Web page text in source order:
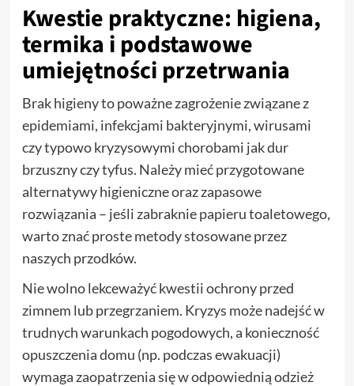
Kwestie praktyczne: higiena,
termika i podstawowe
umiejętności przetrwania
Brak higieny to poważne zagrożenie związane z
epidemiami, infekcjami bakteryjnymi, wirusami
czy typowo kryzysowymi chorobami jak dur
brzuszny czy tyfus. Należy mieć przygotowane
alternatywy higieniczne oraz zapasowe
rozwiązania – jeśli zabraknie papieru toaletowego,
warto znać proste metody stosowane przez
naszych przodków.
Nie wolno lekceważyć kwestii ochrony przed
zimnem lub przegrzaniem. Kryzys może nadejść w
trudnych warunkach pogodowych, a konieczność
opuszczenia domu (np. podczas ewakuacji)
wymaga zaopatrzenia się w odpowiednią odzież